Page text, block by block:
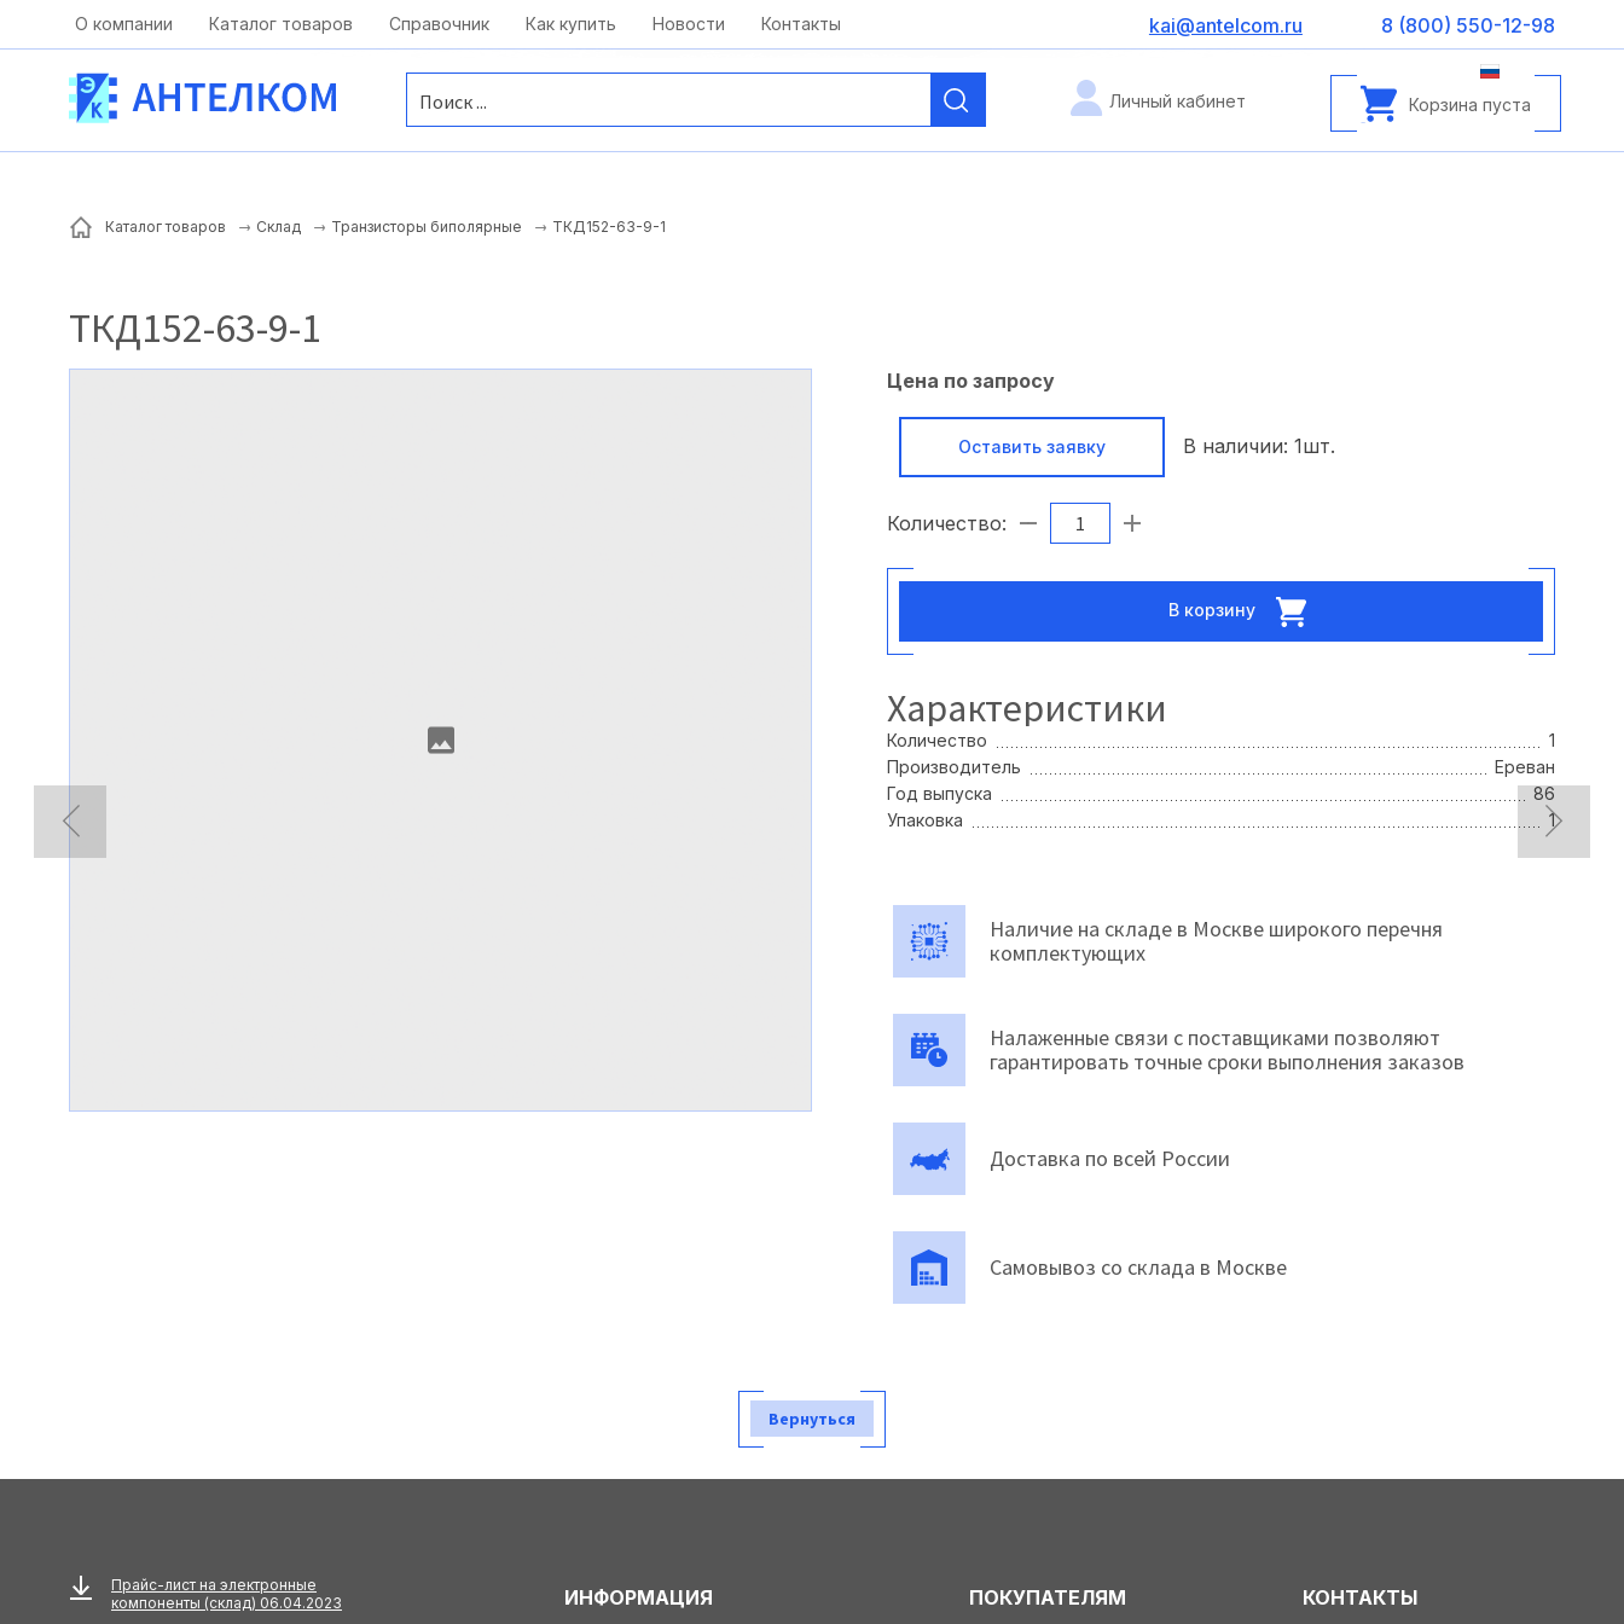
kai@antelcom.ru
Москва, ул. Московская, д.1 офис 1 c 08:00 до 20:00
О компании Каталог товаров Справочник Как купить Новости Контакты 8 (800) 550-12-98
kai@antelcom.ru
Корзина пуста
Личный кабинет
Каталог товаров Склад Транзисторы биполярные ТКД152-63-9-1
ТКД152-63-9-1
Цена по запросу
Оставить заявку В наличии: 1шт.
Количество:
В корзину
Характеристики
Количество
1
Производитель
Ереван
Год выпуска
86
Упаковка
1
Наличие на складе в Москве широкого перечня
комплектующих
Налаженные связи с поставщиками позволяют
гарантировать точные сроки выполнения заказов
Доставка по всей России
Самовывоз со склада в Москве
Вернуться
Прайс-лист на электронные
компоненты (склад) 06.04.2023
ИНФОРМАЦИЯ ПОКУПАТЕЛЯМ КОНТАКТЫ